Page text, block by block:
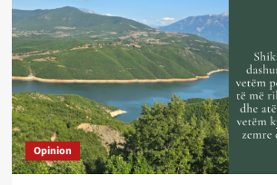
Opinion